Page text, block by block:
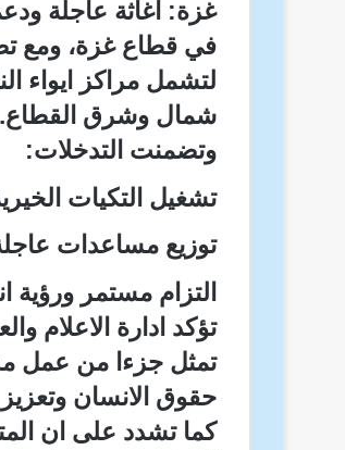
غزة: اغاثة عاجلة
في قطاع غزة، ومع
شمال وشرق القطاع.
وتضمنت التدخلات:
تشغيل التكيات
توزيع مساعدات
التزام مستمر ورؤية
تؤكد ادارة الاعلام
تمثل جزءا من عمل
حقوق الانسان
كما تشدد على ان